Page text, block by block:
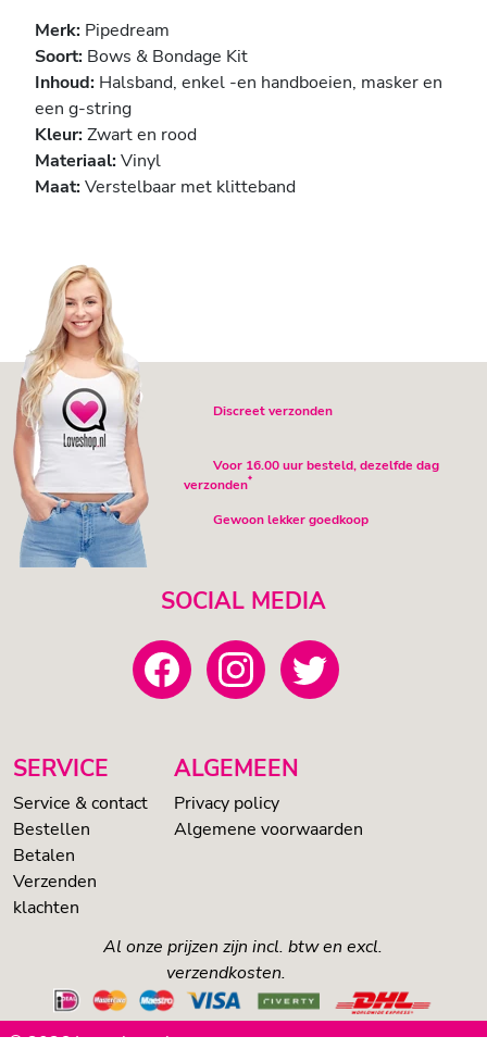
Merk: Pipedream
Soort: Bows & Bondage Kit
Inhoud: Halsband, enkel -en handboeien, masker en
een g-string
Kleur:Zwart en rood
Materiaal:Vinyl
Maat:Verstelbaar met klitteband
Al onze prijzen zijn incl. btw en excl.
verzendkosten.
Discreet verzonden
Voor 16.00 uur besteld, dezelfde dag
verzonden*
Gewoon lekker goedkoop
SOCIAL MEDIA
SERVICE
Service & contact
Bestellen
Betalen
Verzenden
klachten
ALGEMEEN
Privacy policy
Algemene voorwaarden
© 2026 Loveshop.nl